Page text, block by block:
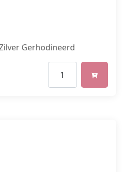
Gerhodineerd